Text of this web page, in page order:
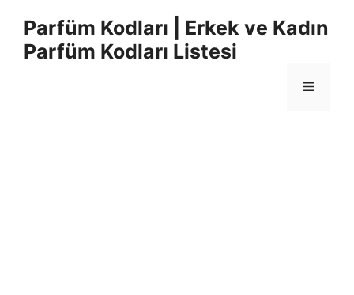
Parfüm Kodları | Erkek ve Kadın
Parfüm Kodları Listesi
Menü